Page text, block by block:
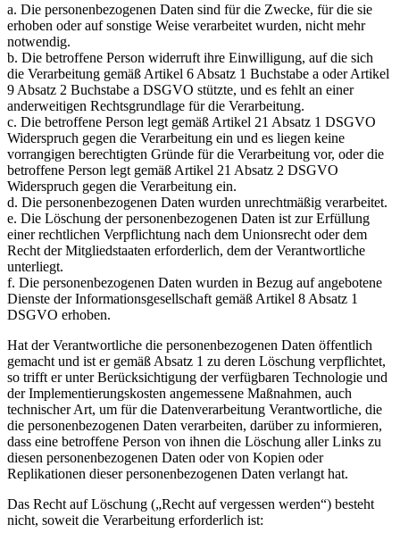
a. Die personenbezogenen Daten sind für die Zwecke, für die sie
erhoben oder auf sonstige Weise verarbeitet wurden, nicht mehr
notwendig.
b. Die betroffene Person widerruft ihre Einwilligung, auf die sich
die Verarbeitung gemäß Artikel 6 Absatz 1 Buchstabe a oder Artikel
9 Absatz 2 Buchstabe a DSGVO stützte, und es fehlt an einer
anderweitigen Rechtsgrundlage für die Verarbeitung.
c. Die betroffene Person legt gemäß Artikel 21 Absatz 1 DSGVO
Widerspruch gegen die Verarbeitung ein und es liegen keine
vorrangigen berechtigten Gründe für die Verarbeitung vor, oder die
betroffene Person legt gemäß Artikel 21 Absatz 2 DSGVO
Widerspruch gegen die Verarbeitung ein.
d. Die personenbezogenen Daten wurden unrechtmäßig verarbeitet.
e. Die Löschung der personenbezogenen Daten ist zur Erfüllung
einer rechtlichen Verpflichtung nach dem Unionsrecht oder dem
Recht der Mitgliedstaaten erforderlich, dem der Verantwortliche
unterliegt.
f. Die personenbezogenen Daten wurden in Bezug auf angebotene
Dienste der Informationsgesellschaft gemäß Artikel 8 Absatz 1
DSGVO erhoben.
Hat der Verantwortliche die personenbezogenen Daten öffentlich
gemacht und ist er gemäß Absatz 1 zu deren Löschung verpflichtet,
so trifft er unter Berücksichtigung der verfügbaren Technologie und
der Implementierungskosten angemessene Maßnahmen, auch
technischer Art, um für die Datenverarbeitung Verantwortliche, die
die personenbezogenen Daten verarbeiten, darüber zu informieren,
dass eine betroffene Person von ihnen die Löschung aller Links zu
diesen personenbezogenen Daten oder von Kopien oder
Replikationen dieser personenbezogenen Daten verlangt hat.
Das Recht auf Löschung („Recht auf vergessen werden“) besteht
nicht, soweit die Verarbeitung erforderlich ist: